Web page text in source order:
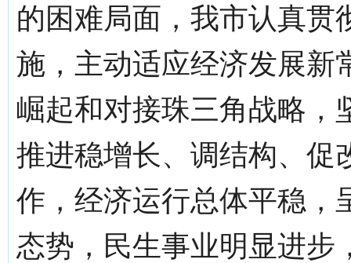
的困难局面，我市认真贯
施，主动适应经济发展新
崛起和对接珠三角战略，
推进稳增长、调结构、促
作，经济运行总体平稳，
态势，民生事业明显进步